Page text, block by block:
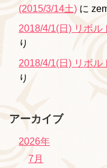
(2015/3/14土) に
2018/4/1(日) リボル
り
2018/4/1(日) リボル
り
アーカイブ
2026年
7月